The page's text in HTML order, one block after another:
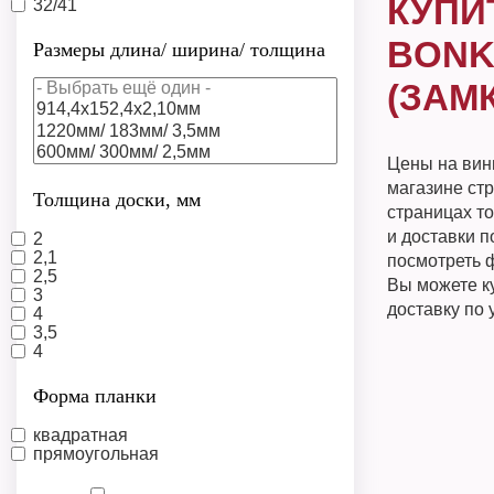
32/41
Размеры длина/ ширина/ толщина
Толщина доски, мм
2
2,1
2,5
3
4
3,5
4
Форма планки
квадратная
прямоугольная
Цены на
магазине
страницах
и доставки
посмотреть
Вы можете
доставку